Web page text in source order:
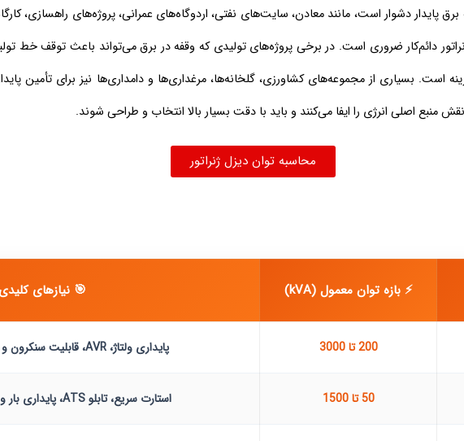
پایدار دشوار است، مانند معادن، سایت‌های نفتی، اردوگاه‌های عمرانی، پروژه‌های راهسازی،
دائم‌کار ضروری است. در برخی پروژه‌های تولیدی که وقفه در برق می‌تواند باعث توقف خط
است. بسیاری از مجموعه‌های کشاورزی، گلخانه‌ها، مرغداری‌ها و دامداری‌ها نیز برای تأمین
منبع اصلی انرژی را ایفا می‌کنند و باید با دقت بسیار بالا انتخاب و طراحی شوند.
محاسبه توان دیزل ژنراتور
⚡ بازه توان معمول (kVA) 🎯 نیازهای کلیدی
200 تا 3000 پایداری ولتاژ، AVR، قابلیت سنکرون و عملکرد بدون وقفه
50 تا 1500 استارت سریع، تابلو ATS، پایداری بار و قابلیت اطمینان بالا